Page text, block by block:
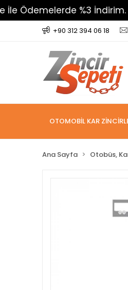
%3 İndirim. Tüm
+90 312 394 06 18
OTOMOBİL KAR
Ana Sayfa Otobüs,